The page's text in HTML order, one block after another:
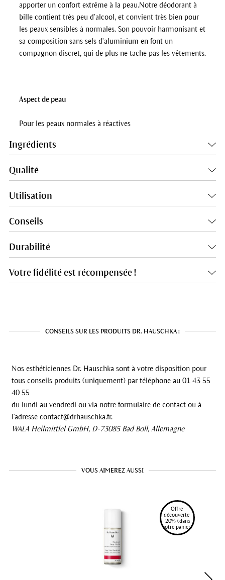
apporter un confort extrême à la peau.Notre déodorant à
bille contient très peu d’alcool, et convient très bien pour
les peaux sensibles à normales. Son pouvoir harmonisant et
sa composition sans sels d’aluminium en font un
compagnon discret, qui de plus ne tache pas les vêtements.
Aspect de peau
Pour les peaux normales à réactives
Ingrédients
Qualité
Utilisation
Conseils
Durabilité
Votre fidélité est récompensée !
CONSEILS SUR LES PRODUITS DR. HAUSCHKA :
Nos esthéticiennes Dr. Hauschka sont à votre disposition pour
tous conseils produits (uniquement) par téléphone au 01 43 55
40 55
du lundi au vendredi ou via notre formulaire de contact ou à
l'adresse contact@drhauschka.fr.
WALA Heilmittlel GmbH, D-73085 Bad Boll, Allemagne
VOUS AIMEREZ AUSSI
Offre
découverte
-20% (dans
votre panier)